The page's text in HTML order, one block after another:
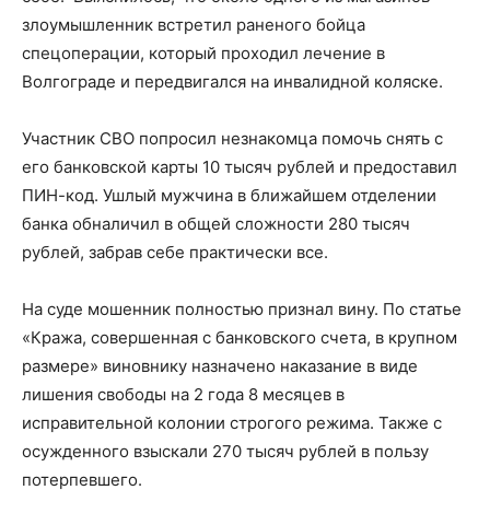
злоумышленник встретил раненого бойца
спецоперации, который проходил лечение в
Волгограде и передвигался на инвалидной коляске.
Участник СВО попросил незнакомца помочь снять с
его банковской карты 10 тысяч рублей и предоставил
ПИН-код. Ушлый мужчина в ближайшем отделении
банка обналичил в общей сложности 280 тысяч
рублей, забрав себе практически все.
На суде мошенник полностью признал вину. По статье
«Кража, совершенная с банковского счета, в крупном
размере» виновнику назначено наказание в виде
лишения свободы на 2 года 8 месяцев в
исправительной колонии строгого режима. Также с
осужденного взыскали 270 тысяч рублей в пользу
потерпевшего.